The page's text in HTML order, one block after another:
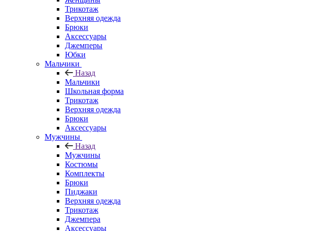
Трикотаж
Верхняя одежда
Брюки
Аксессуары
Джемперы
Юбки
Мальчики
Назад
Мальчики
Школьная форма
Трикотаж
Верхняя одежда
Брюки
Аксессуары
Мужчины
Назад
Мужчины
Костюмы
Комплекты
Брюки
Пиджаки
Верхняя одежда
Трикотаж
Джемпера
Аксессуары